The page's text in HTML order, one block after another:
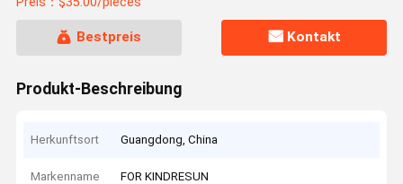
Bestpreis Kontakt
Produkt-Beschreibung
Herkunftsort Guangdong, China
Markenname FOR KINDRESUN